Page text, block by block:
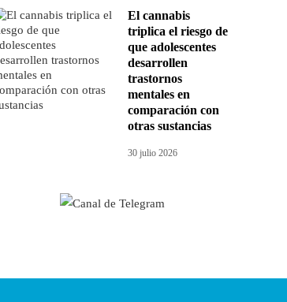
El cannabis
triplica el riesgo de
que adolescentes
desarrollen
trastornos
mentales en
comparación con
otras sustancias
30 julio 2026